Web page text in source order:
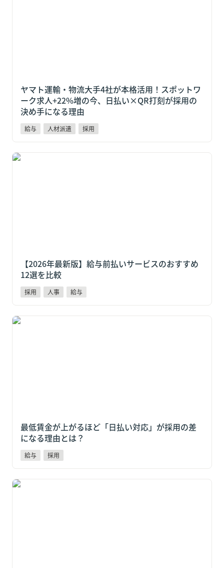
ヤマト運輸・物流大手4社が本格活用！スポットワ
ーク求人+22%増の今、日払い×QR打刻が採用の
決め手になる理由
給与 人材派遣 採用
【2026年最新版】給与前払いサービスのおすすめ12選
【2026年最新版】給与前払いサービスのおすすめ
12選を比較
採用 人事 給与
最低賃金が上がるほど「日払い対応」が採用の差にな
最低賃金が上がるほど「日払い対応」が採用の差
になる理由とは？
給与 採用
2025年度のスポットワーク仲介サービス市場は前年比